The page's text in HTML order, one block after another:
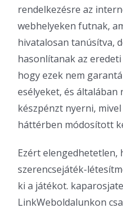
rendelkezésre az
webhelyeken futnak,
hivatalosan tanúsítva,
hasonlítanak az
hogy ezek nem
esélyeket, és általában
készpénzt nyerni,
háttérben módosított
Ezért elengedhetetlen,
szerencsejáték-
ki a játékot.
LinkWeboldalunkon